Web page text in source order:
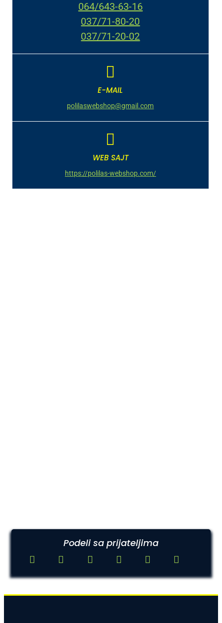
064/643-63-16
037/71-80-20
037/71-20-02
E-MAIL
polilaswebshop@gmail.com
WEB SAJT
https://polilas-webshop.com/
Podeli sa prijateljima